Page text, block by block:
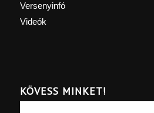
Versenyinfó
Videók
KÖVESS MINKET!